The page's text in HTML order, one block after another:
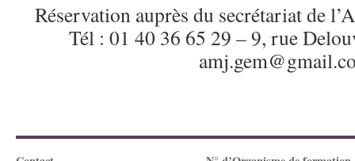
Réservation auprès du secrétariat de
Tél : 01 40 36 65 29 – 9, rue